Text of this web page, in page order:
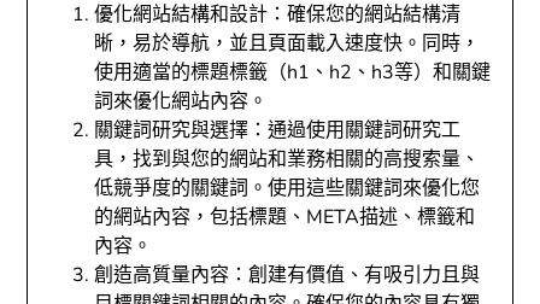
優化網站結構和設計：確保您的網站結構清
晰，易於導航，並且頁面載入速度快。同時，
使用適當的標題標籤（h1、h2、h3等）和關鍵
詞來優化網站內容。
關鍵詞研究與選擇：通過使用關鍵詞研究工
具，找到與您的網站和業務相關的高搜索量、
低競爭度的關鍵詞。使用這些關鍵詞來優化您
的網站內容，包括標題、META描述、標籤和
內容。
創造高質量內容：創建有價值、有吸引力且與